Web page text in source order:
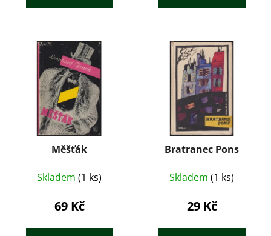
Měšťák
Skladem (1 ks)
69 Kč
Bratranec Pons
Skladem (1 ks)
29 Kč